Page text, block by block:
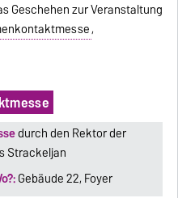
Geschehen zur Veranstaltung
,
durch den Rektor der
Strackeljan
Gebäude 22, Foyer